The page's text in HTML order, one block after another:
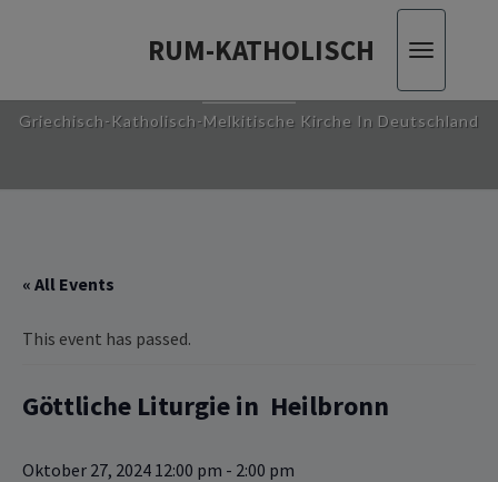
RUM-KATHOLISCH
Toggle
RUM-KATHOLISCH
Griechisch-Katholisch-Melkitische Kirche In Deutschland
« All Events
This event has passed.
Göttliche ‎‎‎‎Liturgie in Heilbronn
Oktober 27, 2024 12:00 pm - 2:00 pm